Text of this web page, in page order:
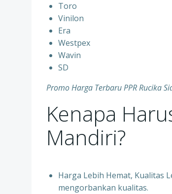
⁠Toro
⁠Vinilon
⁠Era
⁠Westpex
⁠Wavin
⁠SD
Promo Harga Terbaru PPR Rucika
Kenapa
Mandiri?
Harga Lebih Hemat, Kualitas
mengorbankan kualitas.